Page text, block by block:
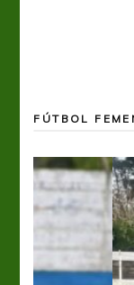
FÚTBOL